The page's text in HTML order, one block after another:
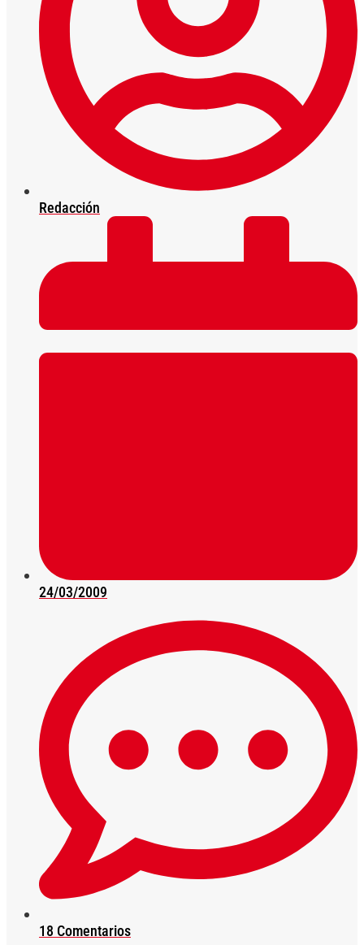
Redacción
24/03/2009
18 Comentarios